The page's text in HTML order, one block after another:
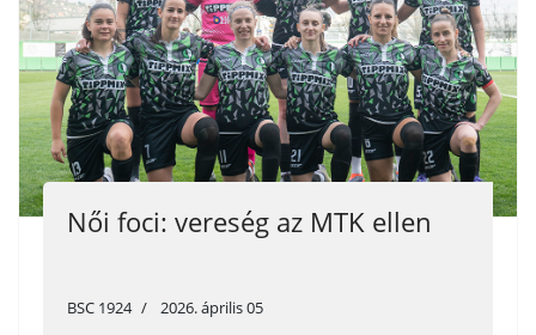
Női foci: vereség az MTK ellen
BSC 1924 2026. április 05